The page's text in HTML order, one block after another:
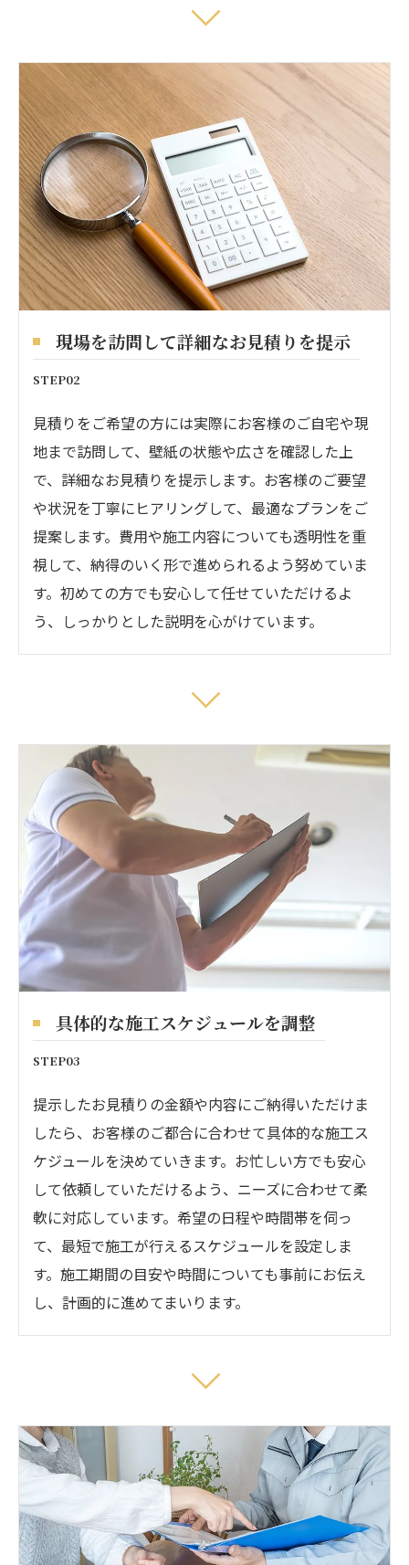
現場を訪問して詳細なお見積りを提示
STEP02
見積りをご希望の方には実際にお客様のご自宅や現
地まで訪問して、壁紙の状態や広さを確認した上
で、詳細なお見積りを提示します。お客様のご要望
や状況を丁寧にヒアリングして、最適なプランをご
提案します。費用や施工内容についても透明性を重
視して、納得のいく形で進められるよう努めていま
す。初めての方でも安心して任せていただけるよ
う、しっかりとした説明を心がけています。
具体的な施工スケジュールを調整
STEP03
提示したお見積りの金額や内容にご納得いただけま
したら、お客様のご都合に合わせて具体的な施工ス
ケジュールを決めていきます。お忙しい方でも安心
して依頼していただけるよう、ニーズに合わせて柔
軟に対応しています。希望の日程や時間帯を伺っ
て、最短で施工が行えるスケジュールを設定しま
す。施工期間の目安や時間についても事前にお伝え
し、計画的に進めてまいります。